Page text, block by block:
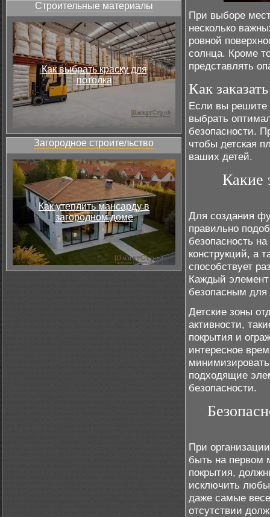
Строительные материалы
Как выбрать краску для
потолка
Загородное строительство
Как утеплить мансарду в
загородном доме
При выборе
несколько
ровной
солнца. Кроме
представлять
Как
Если вы решите
выбрать
безопасности.
чтобы детская
ваших детей.
Какие
Для создания
правильно
безопасность
конструкций, а
способствует
Каждый
безопасным для
Детские зоны
активности,
покрытия и
интересное
подходящие
безопасности.
При
быть на первом
покрытия,
исключить
даже самые
отсутствии